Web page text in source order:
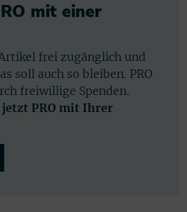
mit einer
frei zugänglich und
soll auch so bleiben. PRO
freiwillige Spenden.
PRO mit Ihrer